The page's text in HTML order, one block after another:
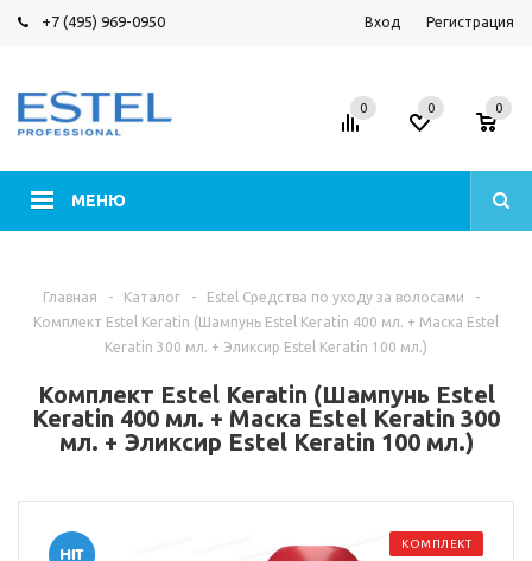
+7 (495) 969-0950 Вход Регистрация
МЕНЮ
0 0 0
Главная - Каталог - Estel Средства по уходу за волосами
-
Комплект Estel Keratin (Шампунь Estel Keratin 400 мл. + Маска Estel
Keratin 300 мл. + Эликсир Estel Keratin 100 мл.)
Комплект Estel Keratin (Шампунь Estel
Keratin 400 мл. + Маска Estel Keratin 300
мл. + Эликсир Estel Keratin 100 мл.)
КОМПЛЕКТ